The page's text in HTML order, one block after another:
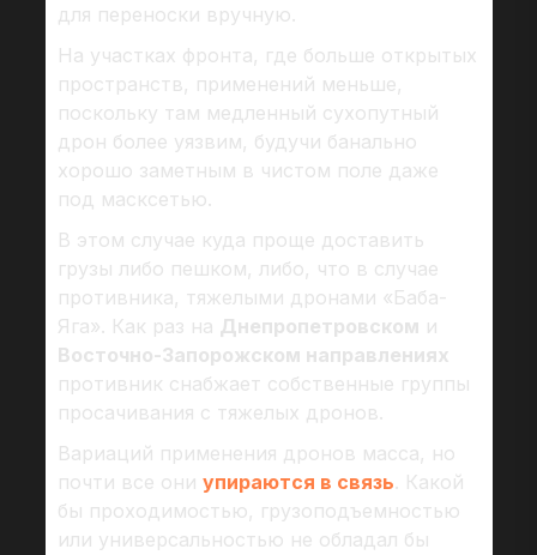
для переноски вручную.
На участках фронта, где больше открытых
пространств, применений меньше,
поскольку там медленный сухопутный
дрон более уязвим, будучи банально
хорошо заметным в чистом поле даже
под масксетью.
В этом случае куда проще доставить
грузы либо пешком, либо, что в случае
противника, тяжелыми дронами «Баба-
Яга». Как раз на Днепропетровском и
Восточно-Запорожском направлениях
противник снабжает собственные группы
просачивания с тяжелых дронов.
Вариаций применения дронов масса, но
почти все они упираются в связь. Какой
бы проходимостью, грузоподъемностью
или универсальностью не обладал бы